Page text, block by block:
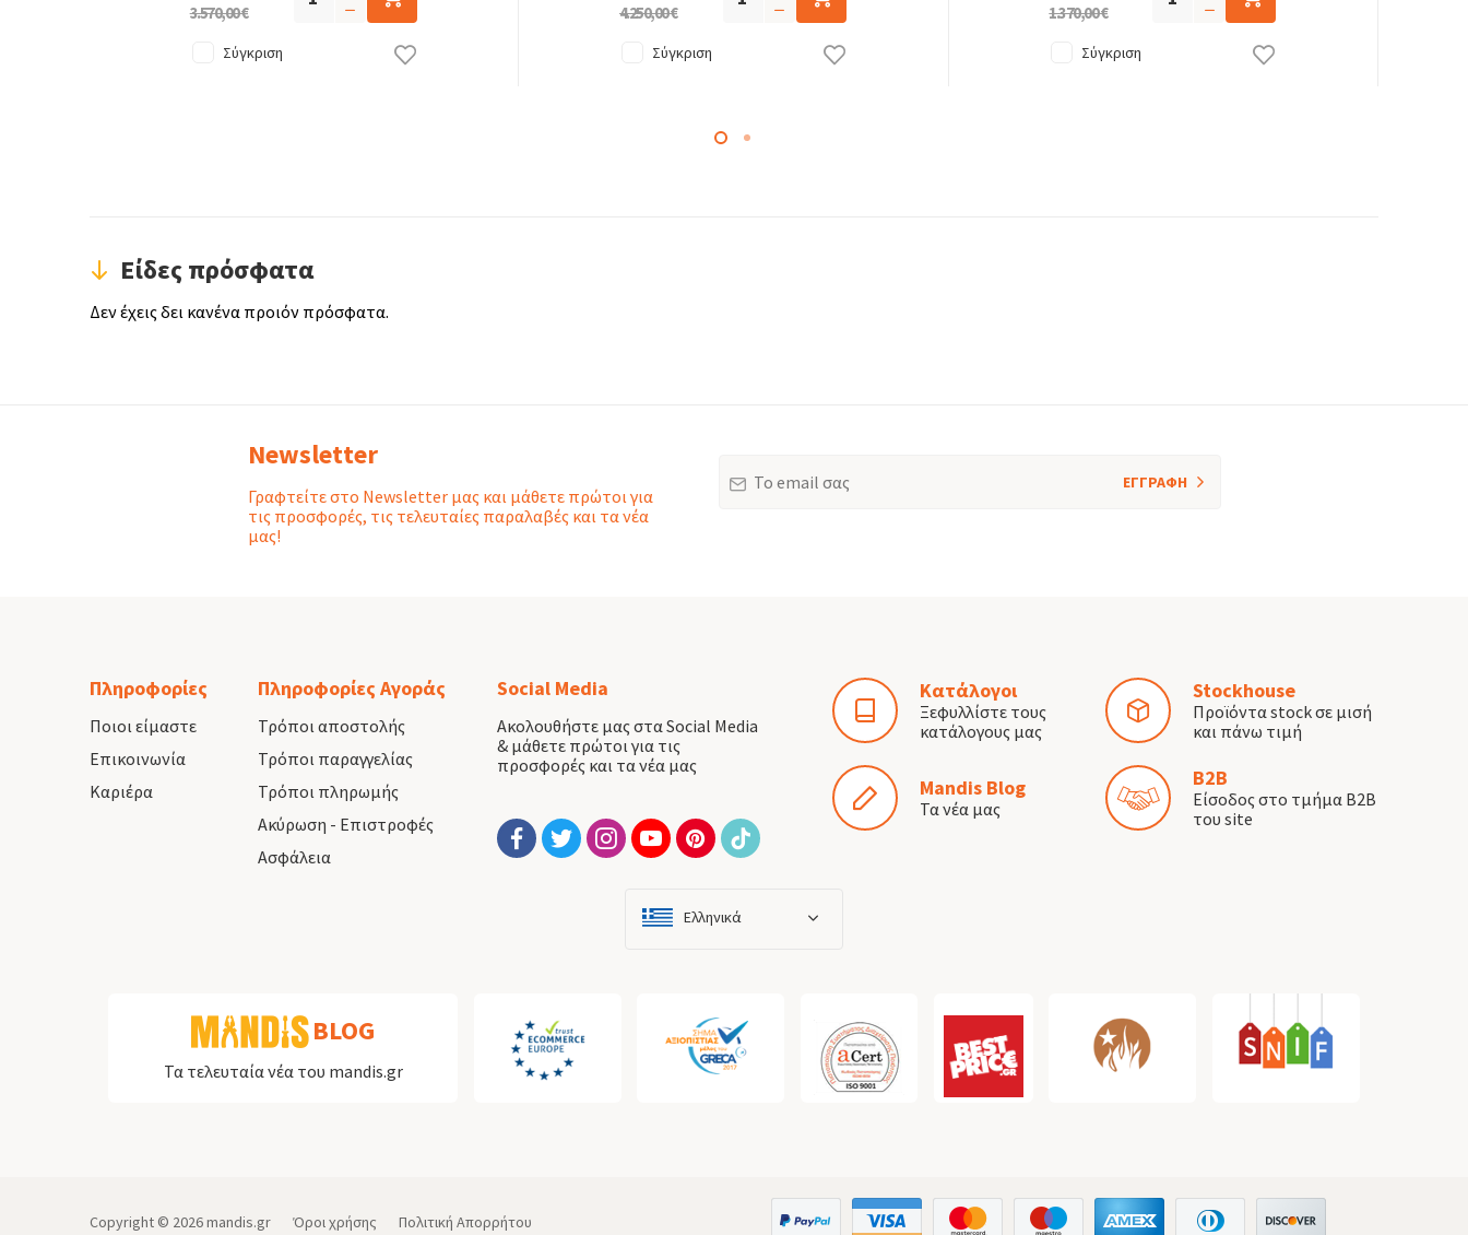
3.570,00 €
Σύγκριση
4.250,00 €
Σύγκριση
1.370,00 €
Σύγκριση
Είδες πρόσφατα
Δεν έχεις δει κανένα προιόν πρόσφατα.
Newsletter
Γραφτείτε στο Newsletter μας και μάθετε πρώτοι για
τις προσφορές, τις τελευταίες παραλαβές και τα νέα
μας!
ΕΓΓΡΑΦΗ
Πληροφορίες
Ποιοι είμαστε
Επικοινωνία
Καριέρα
Πληροφορίες Αγοράς
Τρόποι αποστολής
Τρόποι παραγγελίας
Τρόποι πληρωμής
Ακύρωση - Επιστροφές
Ασφάλεια
Ελληνικά
Social Media
Ακολουθήστε μας στα Social Media
& μάθετε πρώτοι για τις
προσφορές και τα νέα μας
Κατάλογοι
Ξεφυλλίστε τους
κατάλογους μας
Stockhouse
Προϊόντα stock σε μισή
και πάνω τιμή
Mandis Blog
Τα νέα μας
B2B
Είσοδος στο τμήμα B2B
του site
BLOG
Τα τελευταία νέα του mandis.gr
Copyright © 2026mandis.gr Όροι χρήσης Πολιτική Απορρήτου